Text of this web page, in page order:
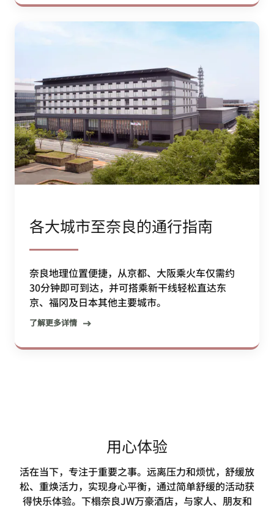
各大城市至奈良的通行指南
奈良地理位置便捷，从京都、大阪乘火车仅需约
30分钟即可到达，并可搭乘新干线轻松直达东
京、福冈及日本其他主要城市。
了解更多详情
用心体验
活在当下，专注于重要之事。远离压力和烦忧，舒缓放
松、重焕活力，实现身心平衡，通过简单舒缓的活动获
得快乐体验。下榻奈良JW万豪酒店，与家人、朋友和